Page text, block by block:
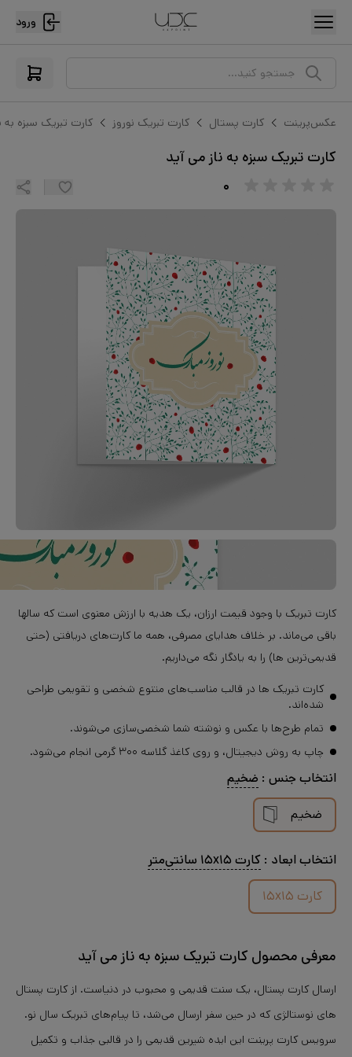
ورود
جستجو کنید...
عکس‌پرینت کارت پستال کارت تبریک نوروز کارت تبریک سبزه به
کارت تبریک سبزه به ناز می آید
۰
کارت تبریک با وجود قیمت ارزان، یک هدیه با ارزش معنوی است که سالها
باقی می‌ماند. بر خلاف هدایای مصرفی، همه ما کارت‌های دریافتی (حتی
قدیمی‌ترین ها) را به یادگار نگه می‌داریم.
کارت تبریک ها در قالب مناسب‌های متنوع شخصی و تقویمی طراحی
شده‌اند.
تمام طرح‌ها با عکس و نوشته شما شخصی‌سازی می‌شوند.
چاپ به روش دیجیتال، و روی کاغذ گلاسه ۳۰۰ گرمی انجام می‌شود.
انتخاب جنس : ضخیم
ضخیم
انتخاب ابعاد : کارت ۱۵x۱۵ سانتی‌متر
کارت ۱۵x۱۵
معرفی محصول کارت تبریک سبزه به ناز می آید
ارسال کارت پستال، یک سنت قدیمی و محبوب در دنیاست. از کارت پستال
های نوستالژی که در حین سفر ارسال می‌شد، تا پیام‌های تبریک سال نو.
سرویس کارت پرینت این ایده شیرین قدیمی را در قالبی جذاب و تکمیل